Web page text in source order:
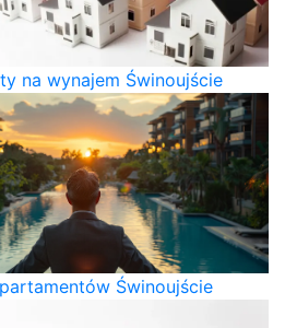
na wynajem Świnoujście
Świnoujście